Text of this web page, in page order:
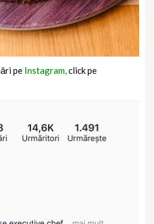
pe Instagram,click pe